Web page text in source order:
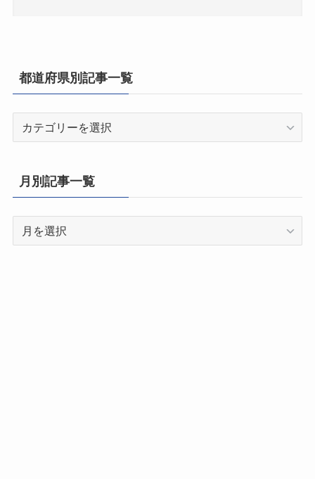
都道府県別記事一覧
県
別
一
月別記事一覧